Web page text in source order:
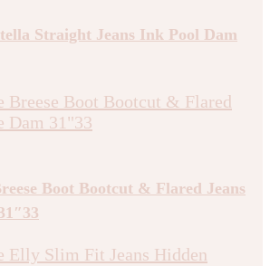
Straight Jeans Ink Pool Dam
Boot Bootcut & Flared Jeans